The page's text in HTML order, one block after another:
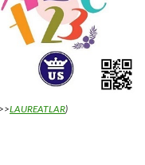
LAUREATLAR)